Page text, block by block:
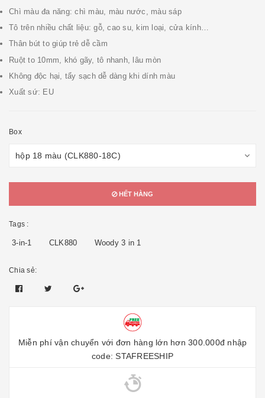
Chì màu đa năng: chì màu, màu nước, màu sáp
Tô trên nhiều chất liệu: gỗ, cao su, kim loại, cửa kính…
Thân bút to giúp trẻ dễ cầm
Ruột to 10mm, khó gãy, tô nhanh, lâu mòn
Không độc hại, tẩy sạch dễ dàng khi dính màu
Xuất sứ: EU
Box
HẾT HÀNG
Tags :
3-in-1 CLK880 Woody 3 in 1
Chia sẻ:
Miễn phí vận chuyển với đơn hàng lớn hơn 300.000đ nhập
code: STAFREESHIP